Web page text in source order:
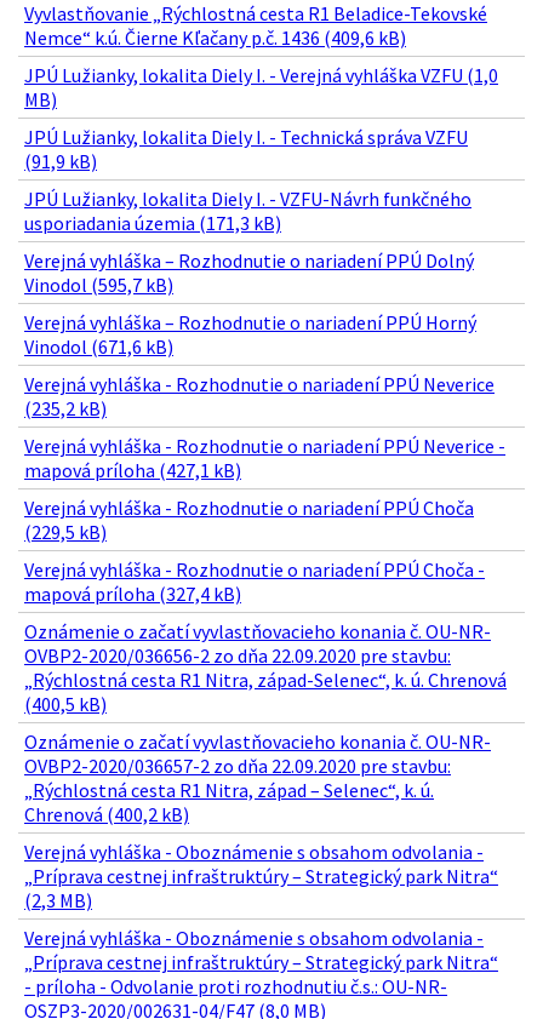
Vyvlastňovanie „Rýchlostná cesta R1 Beladice-Tekovské
Nemce“ k.ú. Čierne Kľačany p.č. 1436 (409,6 kB)
JPÚ Lužianky, lokalita Diely I. - Verejná vyhláška VZFU (1,0
MB)
JPÚ Lužianky, lokalita Diely I. - Technická správa VZFU
(91,9 kB)
JPÚ Lužianky, lokalita Diely I. - VZFU-Návrh funkčného
usporiadania územia (171,3 kB)
Verejná vyhláška – Rozhodnutie o nariadení PPÚ Dolný
Vinodol (595,7 kB)
Verejná vyhláška – Rozhodnutie o nariadení PPÚ Horný
Vinodol (671,6 kB)
Verejná vyhláška - Rozhodnutie o nariadení PPÚ Neverice
(235,2 kB)
Verejná vyhláška - Rozhodnutie o nariadení PPÚ Neverice -
mapová príloha (427,1 kB)
Verejná vyhláška - Rozhodnutie o nariadení PPÚ Choča
(229,5 kB)
Verejná vyhláška - Rozhodnutie o nariadení PPÚ Choča -
mapová príloha (327,4 kB)
Oznámenie o začatí vyvlastňovacieho konania č. OU-NR-
OVBP2-2020/036656-2 zo dňa 22.09.2020 pre stavbu:
„Rýchlostná cesta R1 Nitra, západ-Selenec“, k. ú. Chrenová
(400,5 kB)
Oznámenie o začatí vyvlastňovacieho konania č. OU-NR-
OVBP2-2020/036657-2 zo dňa 22.09.2020 pre stavbu:
„Rýchlostná cesta R1 Nitra, západ – Selenec“, k. ú.
Chrenová (400,2 kB)
Verejná vyhláška - Oboznámenie s obsahom odvolania -
„Príprava cestnej infraštruktúry – Strategický park Nitra“
(2,3 MB)
Verejná vyhláška - Oboznámenie s obsahom odvolania -
„Príprava cestnej infraštruktúry – Strategický park Nitra“
- príloha - Odvolanie proti rozhodnutiu č.s.: OU-NR-
OSZP3-2020/002631-04/F47 (8,0 MB)